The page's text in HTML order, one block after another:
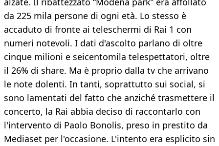
da 225 mila persone di ogni età. Lo stesso è
accaduto di fronte ai teleschermi di Rai 1 con
numeri notevoli. I dati d'ascolto parlano di oltre
cinque milioni e seicentomila telespettatori, oltre
il 26% di share. Ma è proprio dalla tv che arrivano
le note dolenti. In tanti, soprattutto sui social, si
sono lamentati del fatto che anziché trasmettere il
concerto, la Rai abbia deciso di raccontarlo con
l'intervento di Paolo Bonolis, preso in prestito da
Mediaset per l'occasione. L'intento era esplicito sin